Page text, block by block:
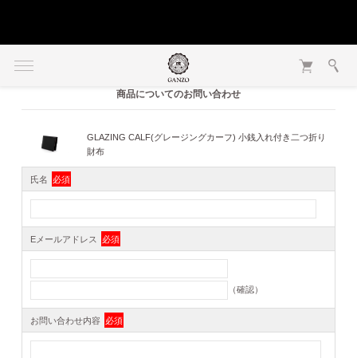
商品についてのお問い合わせ
GLAZING CALF(グレージングカーフ) 小銭入れ付き二つ折り
財布
氏名 必須
Eメールアドレス 必須
（確認）
お問い合わせ内容 必須